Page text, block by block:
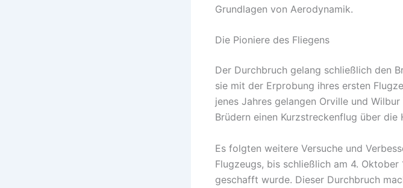
Grundlagen von Aerodynamik.
Die Pioniere des Fliegens
Der Durchbruch gelang schließlich den
sie mit der Erprobung ihres ersten
jenes Jahres gelangen Orville und
Brüdern einen Kurzstreckenflug über
Es folgten weitere Versuche und
Flugzeugs, bis schließlich am 4.
geschafft wurde. Dieser Durchbruch